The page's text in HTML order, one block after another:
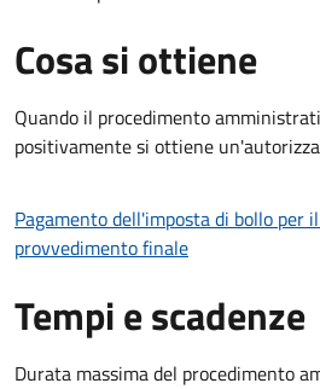
Cosa si ottiene
Quando il procedimento
positivamente si ottiene
Pagamento dell'imposta di bollo per
provvedimento finale
Tempi e scadenze
Durata massima del procedimento